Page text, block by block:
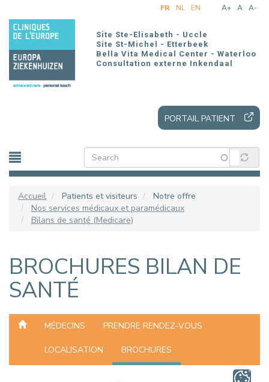
au
contenu
A+ A A-
FR NL EN
Site Ste-Elisabeth - Uccle
Site St-Michel - Etterbeek
Bella Vita Medical Center - Waterloo
Consultation externe Inkendaal
PORTAIL PATIENT
Accueil Patients et visiteurs
Notre offre
Nos services médicaux et paramédicaux
Bilans de santé (Medicare)
BROCHURES BILAN DE
SANTÉ
MÉDECINS PRENDRE RENDEZ-VOUS
LOCALISATION BROCHURES